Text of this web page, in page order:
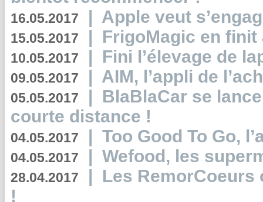
16.05.2017 | Apple veut
15.05.2017 | FrigoMagic en
10.05.2017 | Fini l’élevage de
09.05.2017 | AIM, l’appli de
05.05.2017 | BlaBlaCar se
courte distance !
04.05.2017 | Too Good To Go,
04.05.2017 | Wefood, les
28.04.2017 | Les RemorCoeurs
!